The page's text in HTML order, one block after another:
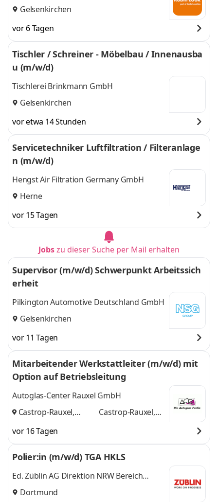
Gelsenkirchen
vor 6 Tagen
Tischler / Schreiner - Möbelbau / Innenausba
u (m/w/d)
Tischlerei Brinkmann GmbH
Gelsenkirchen
vor etwa 14 Stunden
Servicetechniker Luftfiltration / Filteranlage
n (m/w/d)
Hengst Air Filtration Germany GmbH
Herne
vor 15 Tagen
Jobszu dieser Suche per Mail erhalten
Supervisor (m/w/d) Schwerpunkt Arbeitssich
erheit
Pilkington Automotive Deutschland GmbH
Gelsenkirchen
vor 11 Tagen
Mitarbeitender Werkstattleiter (m/w/d) mit
Option auf Betriebsleitung
Autoglas-Center Rauxel GmbH
Castrop-Rauxel,
Castrop-Rauxel,
vor 16 Tagen
Polier:in (m/w/d) TGA HKLS
Ed. Züblin AG Direktion NRW Bereich
Dortmund
Dortmund